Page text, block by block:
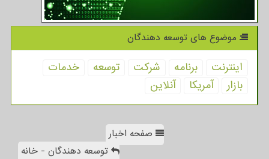
موضوع های توسعه دهندگان
اینترنت برنامه شركت توسعه
خدمات
بازار
آمریكا آنلاین
صفحه اخبار
توسعه دهندگان - خانه